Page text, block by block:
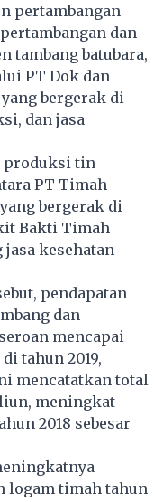
pertambangan
dan
tambang batubara,
PT Dok dan
bergerak di
dan jasa
produksi tin
PT Timah
bergerak di
Bakti Timah
jasa kesehatan
pendapatan
dan
mencapai
tahun 2019,
mencatatkan total
meningkat
2018 sebesar
logam timah tahun